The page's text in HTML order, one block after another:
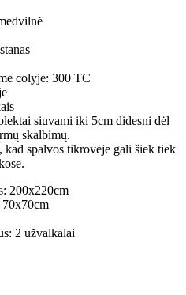
colyje: 300 TC
siuvami iki 5cm didesni dėl
skalbimų.
kad spalvos tikrovėje gali šiek tiek
200x220cm
70x70cm
2 užvalkalai